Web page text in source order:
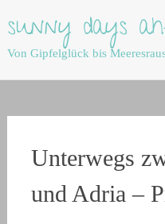
to
content
sunny days
Von Gipfelglück bis
Unterwegs
und Adria –